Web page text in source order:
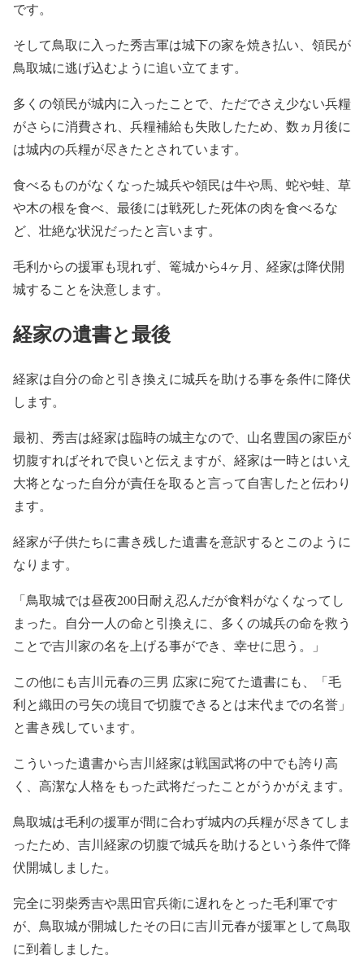
です。
そして鳥取に入った秀吉軍は城下の家を焼き払い、領民が
鳥取城に逃げ込むように追い立てます。
多くの領民が城内に入ったことで、ただでさえ少ない兵糧
がさらに消費され、兵糧補給も失敗したため、数ヵ月後に
は城内の兵糧が尽きたとされています。
食べるものがなくなった城兵や領民は牛や馬、蛇や蛙、草
や木の根を食べ、最後には戦死した死体の肉を食べるな
ど、壮絶な状況だったと言います。
毛利からの援軍も現れず、篭城から4ヶ月、経家は降伏開
城することを決意します。
経家の遺書と最後
経家は自分の命と引き換えに城兵を助ける事を条件に降伏
します。
最初、秀吉は経家は臨時の城主なので、山名豊国の家臣が
切腹すればそれで良いと伝えますが、経家は一時とはいえ
大将となった自分が責任を取ると言って自害したと伝わり
ます。
経家が子供たちに書き残した遺書を意訳するとこのように
なります。
「鳥取城では昼夜200日耐え忍んだが食料がなくなってし
まった。自分一人の命と引換えに、多くの城兵の命を救う
ことで吉川家の名を上げる事ができ、幸せに思う。」
この他にも吉川元春の三男 広家に宛てた遺書にも、「毛
利と織田の弓矢の境目で切腹できるとは末代までの名誉」
と書き残しています。
こういった遺書から吉川経家は戦国武将の中でも誇り高
く、高潔な人格をもった武将だったことがうかがえます。
鳥取城は毛利の援軍が間に合わず城内の兵糧が尽きてしま
ったため、吉川経家の切腹で城兵を助けるという条件で降
伏開城しました。
完全に羽柴秀吉や黒田官兵衛に遅れをとった毛利軍です
が、鳥取城が開城したその日に吉川元春が援軍として鳥取
に到着しました。